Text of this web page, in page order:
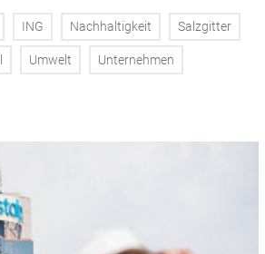
ING Nachhaltigkeit Salzgitter
Umwelt Unternehmen